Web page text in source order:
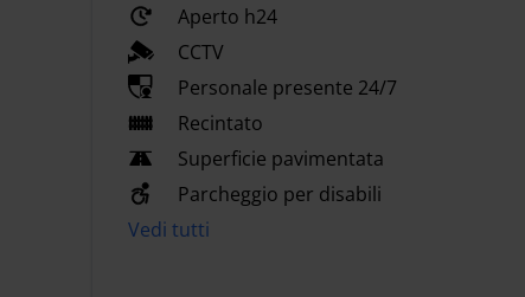
Aperto h24
CCTV
Personale presente 24/7
Recintato
Superficie pavimentata
Parcheggio per disabili
Vedi tutti